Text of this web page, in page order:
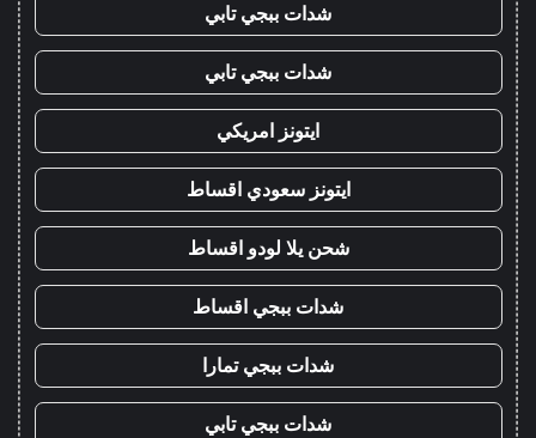
شدات ببجي تابي
شدات ببجي تابي
ايتونز امريكي
ايتونز سعودي اقساط
شحن يلا لودو اقساط
شدات ببجي اقساط
شدات ببجي تمارا
شدات ببجي تابي